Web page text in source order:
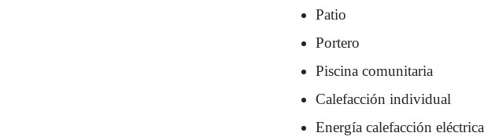
Patio
Portero
Piscina comunitaria
Calefacción individual
Energía calefacción eléctrica